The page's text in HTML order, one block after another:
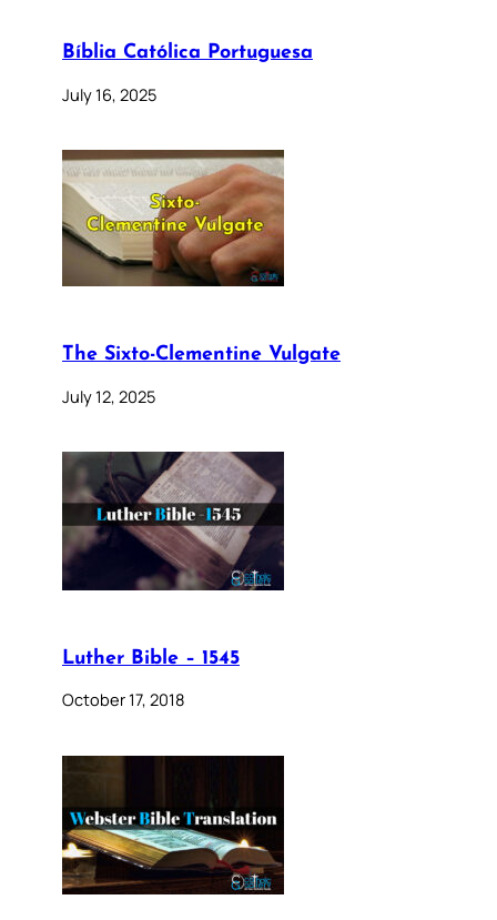
Bíblia Católica Portuguesa
July 16, 2025
The Sixto-Clementine Vulgate
July 12, 2025
Luther Bible – 1545
October 17, 2018